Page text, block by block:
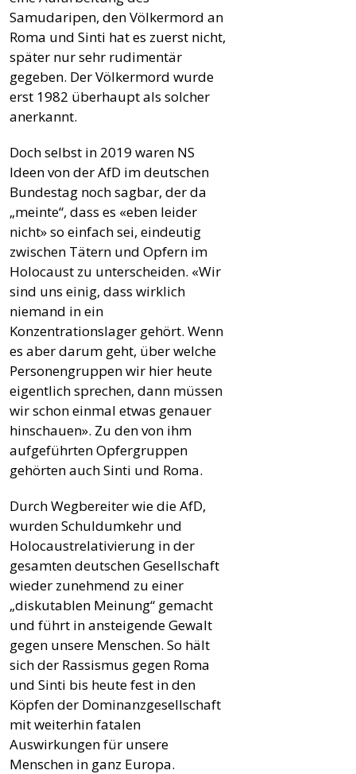
Samudaripen, den Völkermord an
Roma und Sinti hat es zuerst nicht,
später nur sehr rudimentär
gegeben. Der Völkermord wurde
erst 1982 überhaupt als solcher
anerkannt.
Doch selbst in 2019 waren NS
Ideen von der AfD im deutschen
Bundestag noch sagbar, der da
„meinte“, dass es «eben leider
nicht» so einfach sei, eindeutig
zwischen Tätern und Opfern im
Holocaust zu unterscheiden. «Wir
sind uns einig, dass wirklich
niemand in ein
Konzentrationslager gehört. Wenn
es aber darum geht, über welche
Personengruppen wir hier heute
eigentlich sprechen, dann müssen
wir schon einmal etwas genauer
hinschauen». Zu den von ihm
aufgeführten Opfergruppen
gehörten auch Sinti und Roma.
Durch Wegbereiter wie die AfD,
wurden Schuldumkehr und
Holocaustrelativierung in der
gesamten deutschen Gesellschaft
wieder zunehmend zu einer
„diskutablen Meinung“ gemacht
und führt in ansteigende Gewalt
gegen unsere Menschen. So hält
sich der Rassismus gegen Roma
und Sinti bis heute fest in den
Köpfen der Dominanzgesellschaft
mit weiterhin fatalen
Auswirkungen für unsere
Menschen in ganz Europa.